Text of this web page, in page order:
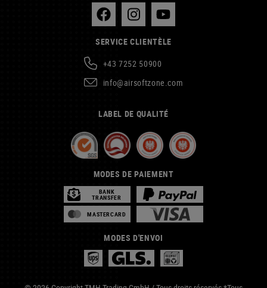
SERVICE CLIENTÈLE
+43 7252 50900
info@airsoftzone.com
LABEL DE QUALITÉ
MODES DE PAIEMENT
BANK
TRANSFER
MASTERCARD
MODES D'ENVOI